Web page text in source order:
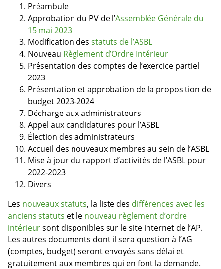
Préambule
Approbation du PV de l’Assemblée Générale du
15 mai 2023
Modification des statuts de l’ASBL
Nouveau Règlement d’Ordre Intérieur
Présentation des comptes de l’exercice partiel
2023
Présentation et approbation de la proposition de
budget 2023-2024
Décharge aux administrateurs
Appel aux candidatures pour l’ASBL
Élection des administrateurs
Accueil des nouveaux membres au sein de l’ASBL
Mise à jour du rapport d’activités de l’ASBL pour
2022-2023
Divers
Les nouveaux statuts, la liste des différences avec les
anciens statuts et le nouveau règlement d’ordre
intérieursont disponibles sur le site internet de l’AP.
Les autres documents dont il sera question à l’AG
(comptes, budget) seront envoyés sans délai et
gratuitement aux membres qui en font la demande.